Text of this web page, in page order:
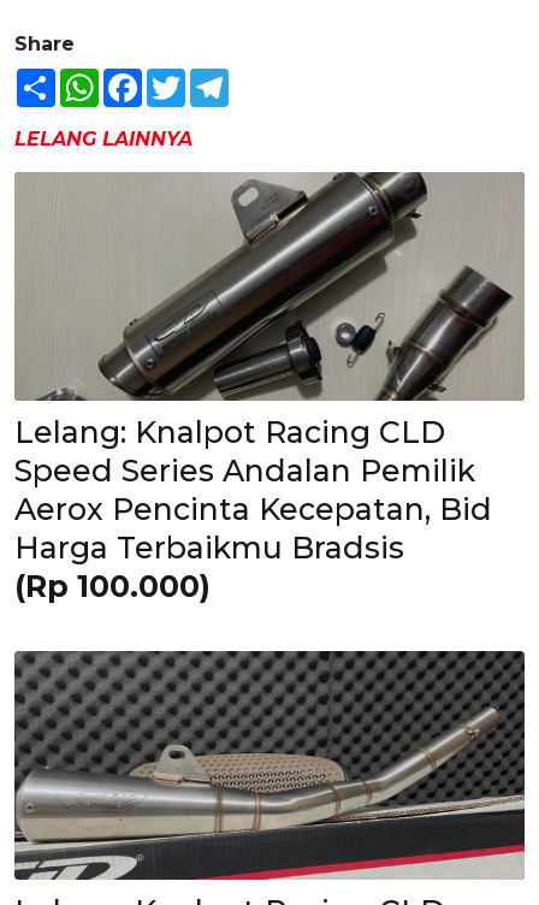
Share
Share WhatsAppFacebook
Twitter
LELANG LAINNYA
Lelang: Knalpot Racing CLD
Speed Series Andalan Pemilik
Aerox Pencinta Kecepatan, Bid
Harga Terbaikmu Bradsis
(Rp 100.000)